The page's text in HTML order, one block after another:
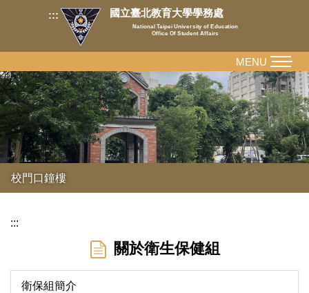
內
容
區
::: 國立臺北教育大學學務處
National Taipei University of Education
Office Of Student Affairs
校門口鐘樓
MENU
:::
關於衛生保健組
衛保組簡介